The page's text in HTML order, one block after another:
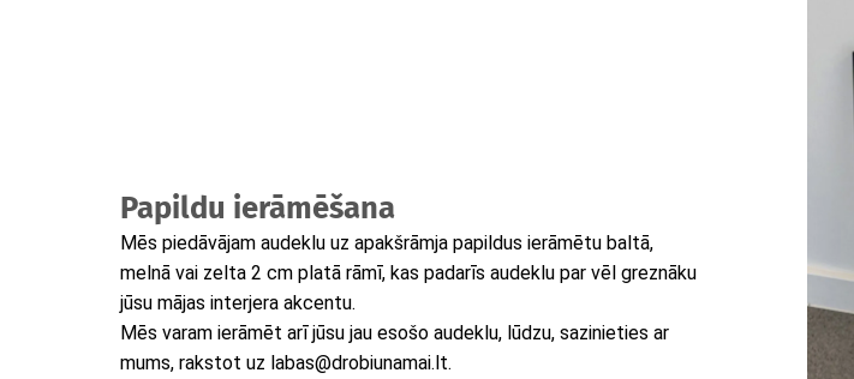
Papildu ierāmēšana
Mēs piedāvājam audeklu uz apakšrāmja papildus ierāmētu baltā,
melnā vai zelta 2 cm platā rāmī, kas padarīs audeklu par vēl greznāku
jūsu mājas interjera akcentu.
Mēs varam ierāmēt arī jūsu jau esošo audeklu, lūdzu, sazinieties ar
mums, rakstot uz labas@drobiunamai.lt.